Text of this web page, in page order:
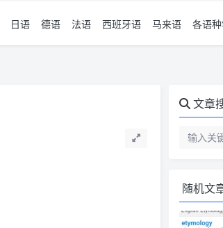
日语 德语 法语 西班牙语 马来语 各语
文章
随机文